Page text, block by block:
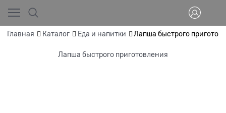
Главная Каталог Еда и напитки Лапша быстрого
Лапша быстрого приготовления